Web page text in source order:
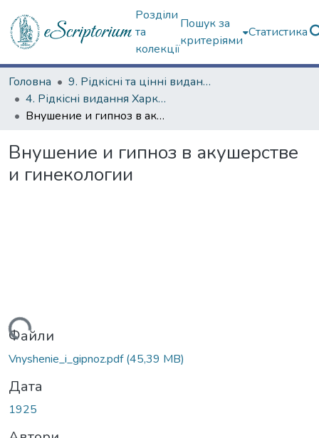
Розділи
та
колекції
Пошук за
критеріями
Статистика
Головна
9. Рідкісні та цінні видання
4. Рідкісні видання Харкова ХХ ст.
Внушение и гипноз в акушерстве и гинекологии
Внушение и гипноз в акушерстве
и гинекологии
Файли
Vnyshenie_i_gipnoz.pdf(45,39 MB)
Дата
1925